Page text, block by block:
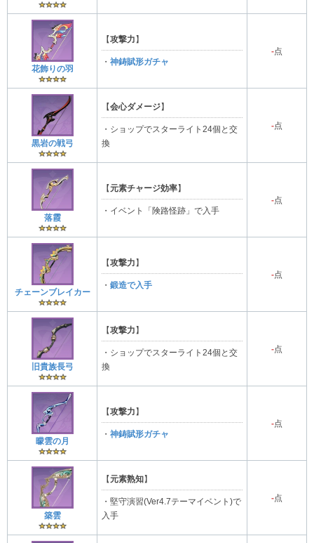
花飾りの羽
【攻撃力 】
・ 神鋳賦形ガチャ
-点
黒岩の戦弓
【会心ダメージ】
・ショップでスターライト24個と交
換
-点
落霞
【元素チャージ効率】
・イベント「険路怪跡」で入手
-点
チェーンブレイカー
【攻撃力 】
・ 鍛造で入手
-点
旧貴族長弓
【攻撃力 】
・ショップでスターライト24個と交
換
-点
曚雲の月
【攻撃力 】
・ 神鋳賦形ガチャ
-点
築雲
【元素熟知】
・堅守演習(Ver4.7テーマイベント)で
入手
-点